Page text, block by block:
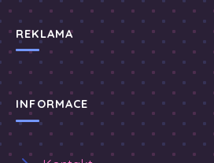
REKLAMA
INFORMACE